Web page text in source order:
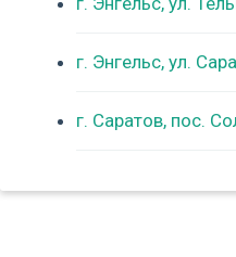
г. Энгельс, ул.
г. Саратов, пос.